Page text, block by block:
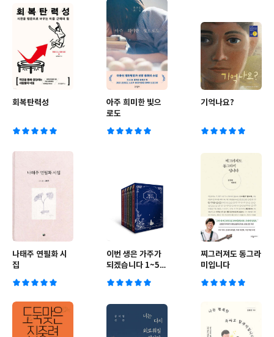
회복탄력성
아주 희미한 빛으
로도
기억나요?
나태주 연필화 시
집
이번 생은 가주가
되겠습니다 1~5
찌그러져도 동그라
미입니다